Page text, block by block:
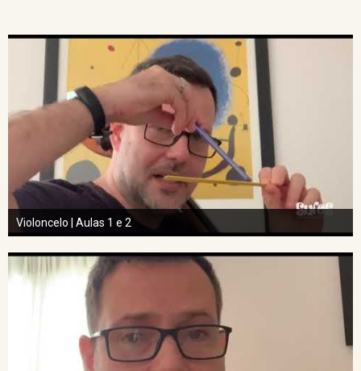
Violoncelo | Aulas 1 e 2